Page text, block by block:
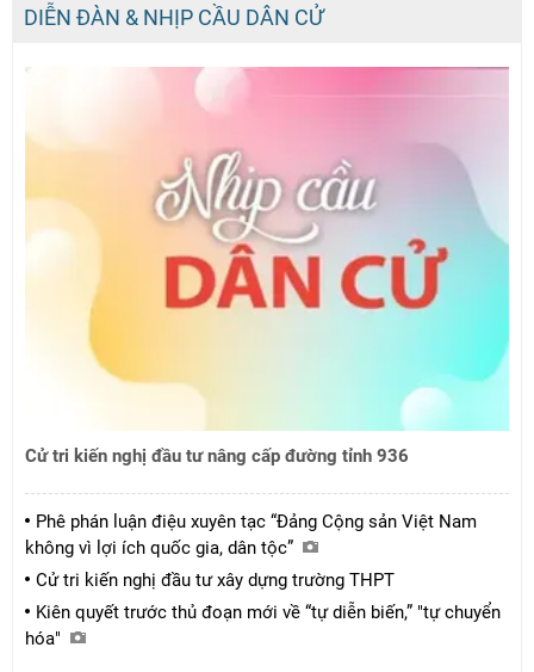
DIỄN ĐÀN & NHỊP CẦU DÂN CỬ
Cử tri kiến nghị đầu tư nâng cấp đường tỉnh 936
Phê phán luận điệu xuyên tạc “Đảng Cộng sản Việt Nam
không vì lợi ích quốc gia, dân tộc”
Cử tri kiến nghị đầu tư xây dựng trường THPT
Kiên quyết trước thủ đoạn mới về “tự diễn biến,” "tự chuyển
hóa"